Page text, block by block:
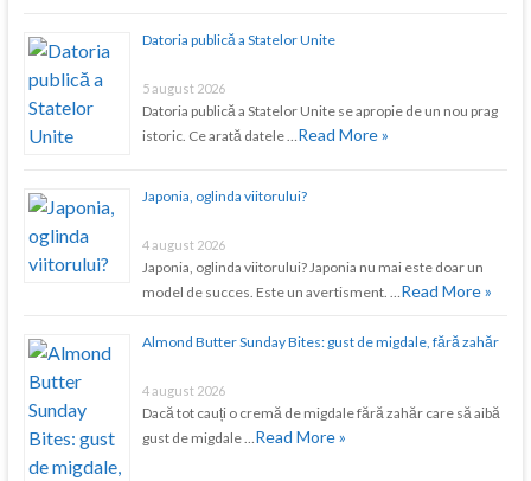
Datoria publică a Statelor Unite
5 august 2026
Datoria publică a Statelor Unite se apropie de un nou prag
istoric. Ce arată datele … Read More »
Japonia, oglinda viitorului?
4 august 2026
Japonia, oglinda viitorului? Japonia nu mai este doar un
model de succes. Este un avertisment. … Read More »
Almond Butter Sunday Bites: gust de migdale, fără zahăr
4 august 2026
Dacă tot cauți o cremă de migdale fără zahăr care să aibă
gust de migdale … Read More »